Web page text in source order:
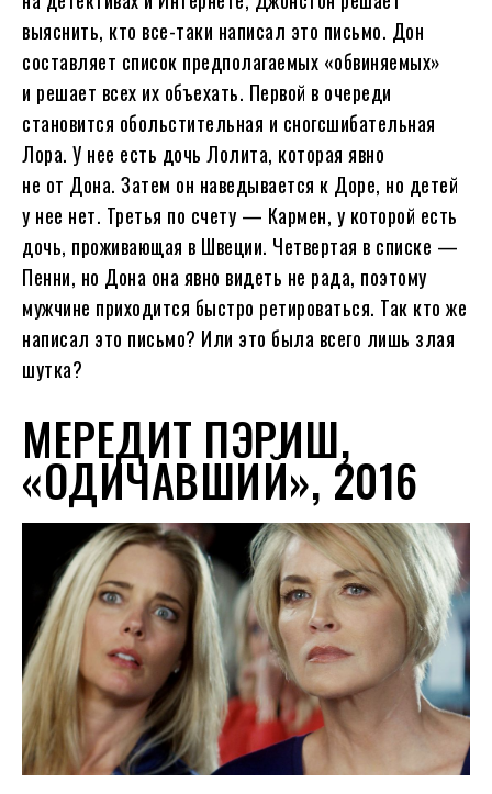
выяснить, кто все-таки написал это письмо. Дон
составляет список предполагаемых «обвиняемых»
и решает всех их объехать. Первой в очереди
становится обольстительная и сногсшибательная
Лора. У нее есть дочь Лолита, которая явно
не от Дона. Затем он наведывается к Доре, но детей
у нее нет. Третья по счету — Кармен, у которой есть
дочь, проживающая в Швеции. Четвертая в списке —
Пенни, но Дона она явно видеть не рада, поэтому
мужчине приходится быстро ретироваться. Так кто же
написал это письмо? Или это была всего лишь злая
шутка?
МЕРЕДИТ ПЭРИШ,
«ОДИЧАВШИЙ», 2016